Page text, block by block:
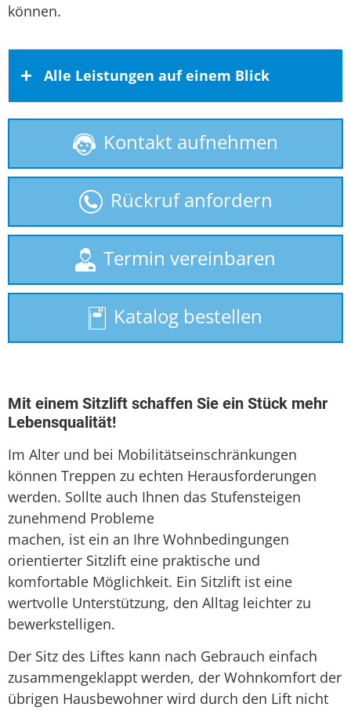
können.
Alle Leistungen auf einem Blick
Behindertenlift
gebrauchte Treppenlifte
Homelift
Plattformlift
Rollstuhllift
Treppenaufzug
Treppenlift
Treppenlift mieten
Kontakt aufnehmen
Rückruf anfordern
Termin vereinbaren
Katalog bestellen
Mit einem Sitzlift schaffen Sie ein Stück mehr
Lebensqualität!
Im Alter und bei Mobilitätseinschränkungen
können Treppen zu echten Herausforderungen
werden. Sollte auch Ihnen das Stufensteigen
zunehmend Probleme
machen, ist ein an Ihre Wohnbedingungen
orientierter Sitzlift eine praktische und
komfortable Möglichkeit. Ein Sitzlift ist eine
wertvolle Unterstützung, den Alltag leichter zu
bewerkstelligen.
Der Sitz des Liftes kann nach Gebrauch einfach
zusammengeklappt werden, der Wohnkomfort der
übrigen Hausbewohner wird durch den Lift nicht